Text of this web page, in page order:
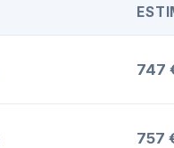
747
757